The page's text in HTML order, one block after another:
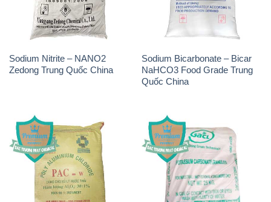
Sodium Nitrite – NANO2
Zedong Trung Quốc China
Sodium Bicarbonate – Bicar
NaHCO3 Food Grade Trung
Quốc China